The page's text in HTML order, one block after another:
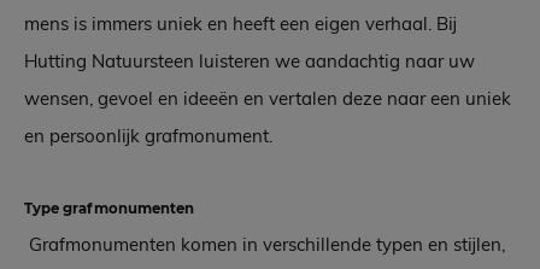
mens is immers uniek en heeft een eigen verhaal. Bij
Hutting Natuursteen luisteren we aandachtig naar uw
wensen, gevoel en ideeën en vertalen deze naar een uniek
en persoonlijk grafmonument.
Type grafmonumenten
Grafmonumenten komen in verschillende typen en stijlen,